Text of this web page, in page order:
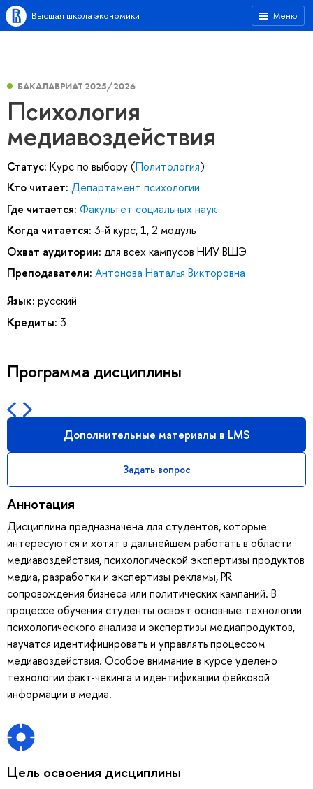
Меню
Высшая школа экономики
БАКАЛАВРИАТ 2025/2026
Психология
медиавоздействия
Статус: Курс по выбору (Политология)
Кто читает: Департамент психологии
Где читается: Факультет социальных наук
Когда читается: 3-й курс, 1, 2 модуль
Охват аудитории: для всех кампусов НИУ ВШЭ
Преподаватели: Антонова Наталья Викторовна
Язык: русский
Кредиты: 3
Программа дисциплины
Дополнительные материалы в LMS
Задать вопрос
Аннотация
Дисциплина предназначена для студентов, которые
интересуются и хотят в дальнейшем работать в области
медиавоздействия, психологической экспертизы продуктов
медиа, разработки и экспертизы рекламы, PR
сопровождения бизнеса или политических кампаний. В
процессе обучения студенты освоят основные технологии
психологического анализа и экспертизы медиапродуктов,
научатся идентифицировать и управлять процессом
медиавоздействия. Особое внимание в курсе уделено
технологии факт-чекинга и идентификации фейковой
информации в медиа.
Цель освоения дисциплины